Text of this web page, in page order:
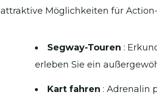
attraktive Möglichkeiten für
Segway-Touren :
erleben Sie ein
Kart fahren : Adrenalin